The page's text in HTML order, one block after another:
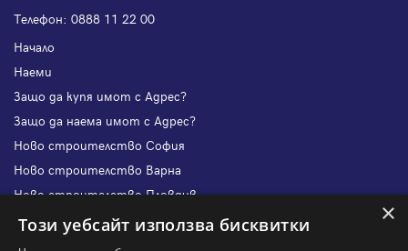
Телефон: 0888 11 22 00
Начало
Наеми
Защо да купя имот с Адрес?
Защо да наема имот с Адрес?
Ново строителство София
Ново строителство Варна
Ново строителство Пловдив
Ново строителство Бургас
×
Този уебсайт използва бисквитки